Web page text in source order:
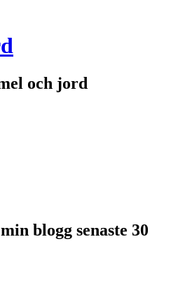
och jord
blogg senaste 30